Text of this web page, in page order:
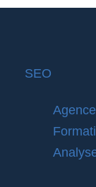
SEO
Agence